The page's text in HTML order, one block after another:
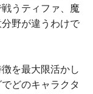
うティファ、魔
野が違うわけで
を最大限活かし
どのキャラクタ